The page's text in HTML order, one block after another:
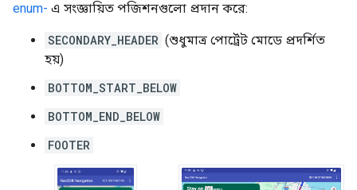
enum- এ সংজ্ঞায়িত পজিশনগুলো প্রদান করে:
SECONDARY_HEADER (শুধুমাত্র পোর্ট্রেট মোডে প্রদর্শিত
হয়)
BOTTOM_START_BELOW
BOTTOM_END_BELOW
FOOTER